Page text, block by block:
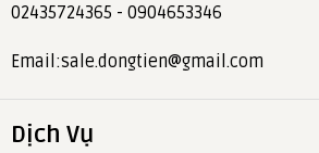
02435724365 - 0904653346
Email:sale.dongtien@gmail.com
Dịch Vụ